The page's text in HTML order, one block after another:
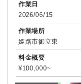
作業日
2026/06/15
作業場所
姫路市御立東
料金概要
¥100,000~